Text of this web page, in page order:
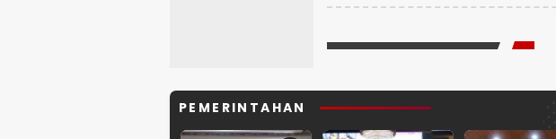
PEMERINTAHAN